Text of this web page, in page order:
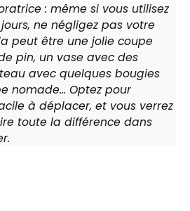
: même si vous utilisez
ne négligez pas votre
peut être une jolie coupe
pin, un vase avec des
avec quelques bougies
nomade… Optez pour
à déplacer, et vous verrez
toute la différence dans